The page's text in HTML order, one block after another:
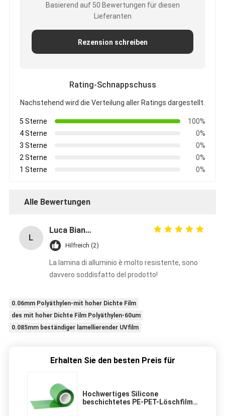
Basierend auf 50 Bewertungen für diesen
Lieferanten
Rezension schreiben
Rating-Schnappschuss
Nachstehend wird die Verteilung aller Ratings dargestellt.
5 Sterne
100%
4 Sterne
0%
3 Sterne
0%
2 Sterne
0%
1 Sterne
0%
Alle Bewertungen
L
Luca Bianchi
Hilfreich (2)
La lamina di alluminio è molto resistente, sono
davvero soddisfatto del prodotto!
0.06mm Polyäthylen-mit hoher Dichte Film
des mit hoher Dichte Film Polyäthylen-60um
0.085mm beständiger lamellierender UVfilm
Erhalten Sie den besten Preis für
Hochwertiges Silicone
beschichtetes PE-PET-Löschfilm